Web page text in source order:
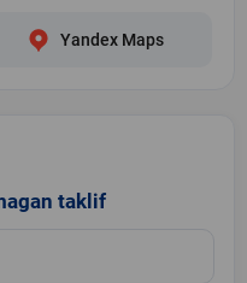
Yandex Maps
taklif